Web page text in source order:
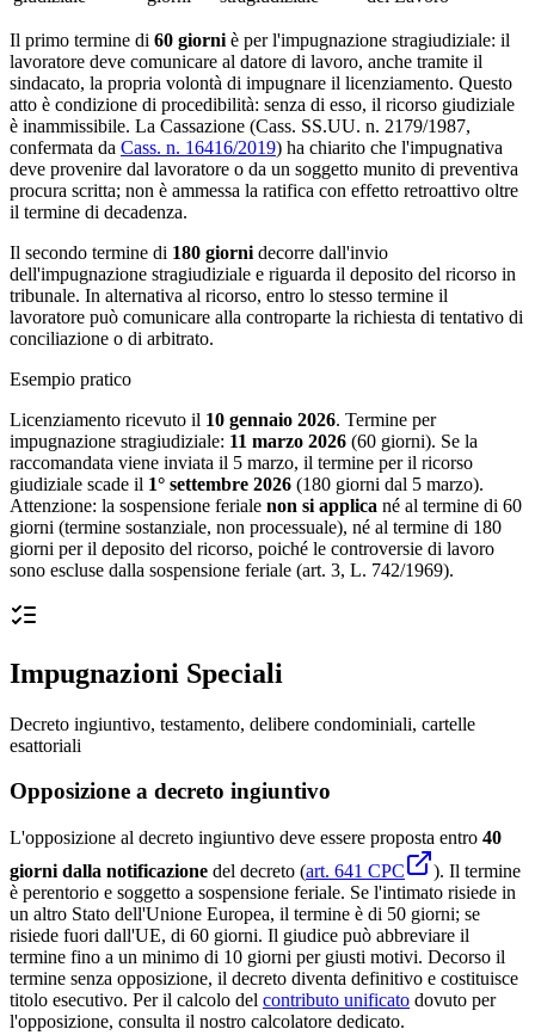
Il primo termine di 60 giorni è per l'impugnazione stragiudiziale: il
lavoratore deve comunicare al datore di lavoro, anche tramite il
sindacato, la propria volontà di impugnare il licenziamento. Questo
atto è condizione di procedibilità: senza di esso, il ricorso giudiziale
è inammissibile. La Cassazione (Cass. SS.UU. n. 2179/1987,
confermata da Cass. n. 16416/2019) ha chiarito che l'impugnativa
deve provenire dal lavoratore o da un soggetto munito di preventiva
procura scritta; non è ammessa la ratifica con effetto retroattivo oltre
il termine di decadenza.
Il secondo termine di 180 giorni decorre dall'invio
dell'impugnazione stragiudiziale e riguarda il deposito del ricorso in
tribunale. In alternativa al ricorso, entro lo stesso termine il
lavoratore può comunicare alla controparte la richiesta di tentativo di
conciliazione o di arbitrato.
Esempio pratico
Licenziamento ricevuto il 10 gennaio 2026. Termine per
impugnazione stragiudiziale: 11 marzo 2026 (60 giorni). Se la
raccomandata viene inviata il 5 marzo, il termine per il ricorso
giudiziale scade il 1° settembre 2026 (180 giorni dal 5 marzo).
Attenzione: la sospensione feriale non si applica né al termine di 60
giorni (termine sostanziale, non processuale), né al termine di 180
giorni per il deposito del ricorso, poiché le controversie di lavoro
sono escluse dalla sospensione feriale (art. 3, L. 742/1969).
Impugnazioni Speciali
Decreto ingiuntivo, testamento, delibere condominiali, cartelle
esattoriali
Opposizione a decreto ingiuntivo
L'opposizione al decreto ingiuntivo deve essere proposta entro 40
giorni dalla notificazione del decreto (art. 641 CPC
). Il termine
è perentorio e soggetto a sospensione feriale. Se l'intimato risiede in
un altro Stato dell'Unione Europea, il termine è di 50 giorni; se
risiede fuori dall'UE, di 60 giorni. Il giudice può abbreviare il
termine fino a un minimo di 10 giorni per giusti motivi. Decorso il
termine senza opposizione, il decreto diventa definitivo e costituisce
titolo esecutivo. Per il calcolo del contributo unificato dovuto per
l'opposizione, consulta il nostro calcolatore dedicato.